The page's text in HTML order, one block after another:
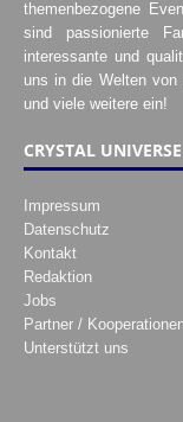
themenbezogene
sind passionierte
interessante und
uns in die Welten von
und viele weitere ein!
CRYSTAL UNIVERSE
Impressum
Datenschutz
Kontakt
Redaktion
Jobs
Partner /
Unterstützt uns